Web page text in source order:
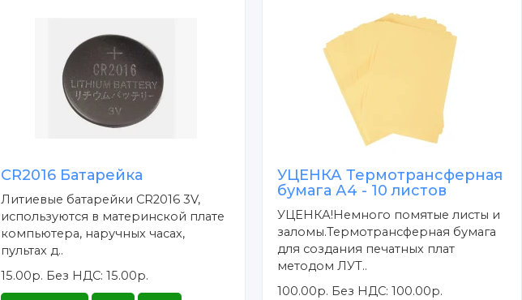
CR2016 Батарейка
Литиевые батарейки CR2016 3V,
используются в материнской плате
компьютера, наручных часах,
пультах д..
15.00р. Без НДС: 15.00р.
УЦЕНКА Термотрансферная
бумага А4 - 10 листов
УЦЕНКА!Немного помятые листы и
заломы.Термотрансферная бумага
для создания печатных плат
методом ЛУТ..
100.00р. Без НДС: 100.00р.